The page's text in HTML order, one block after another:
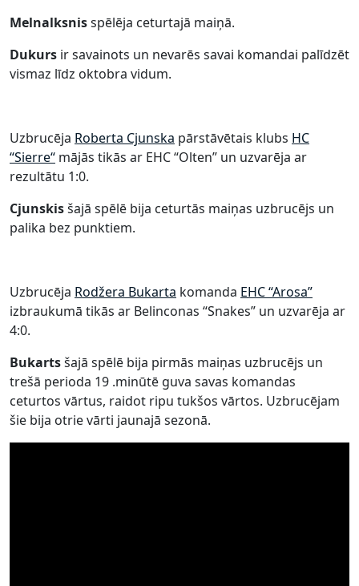
Melnalksnisspēlēja ceturtajā maiņā.
Dukurs ir savainots un nevarēs savai komandai palīdzēt
vismaz līdz oktobra vidum.
Uzbrucēja Roberta Cjunska pārstāvētais klubs HC
“Sierre“ mājās tikās ar EHC “Olten” un uzvarēja ar
rezultātu 1:0.
Cjunskisšajā spēlē bija ceturtās maiņas uzbrucējs un
palika bez punktiem.
Uzbrucēja Rodžera Bukarta komanda EHC “Arosa”
izbraukumā tikās ar Belinconas “Snakes” un uzvarēja ar
4:0.
Bukartsšajā spēlē bija pirmās maiņas uzbrucējs un
trešā perioda 19 .minūtē guva savas komandas
ceturtos vārtus, raidot ripu tukšos vārtos. Uzbrucējam
šie bija otrie vārti jaunajā sezonā.